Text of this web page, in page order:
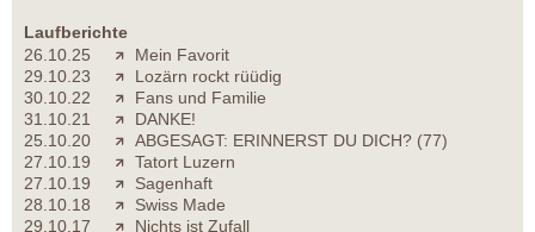
Laufberichte
26.10.25
Mein Favorit
29.10.23
Lozärn rockt rüüdig
30.10.22
Fans und Familie
31.10.21
DANKE!
25.10.20
ABGESAGT: ERINNERST DU DICH? (77)
27.10.19
Tatort Luzern
27.10.19
Sagenhaft
28.10.18
Swiss Made
29.10.17
Nichts ist Zufall